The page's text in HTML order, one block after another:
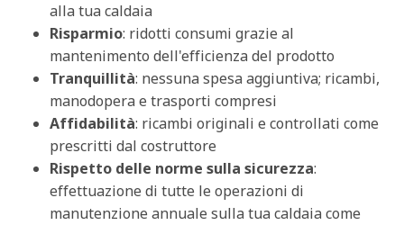
alla tua caldaia
Risparmio: ridotti consumi grazie al
mantenimento dell'efficienza del prodotto
Tranquillità: nessuna spesa aggiuntiva; ricambi,
manodopera e trasporti compresi
Affidabilità: ricambi originali e controllati come
prescritti dal costruttore
Rispetto delle norme sulla sicurezza:
effettuazione di tutte le operazioni di
manutenzione annuale sulla tua caldaia come